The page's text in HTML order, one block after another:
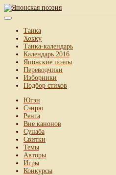
Танка
Хокку
Танка-календарь
Календарь 2016
Японские поэты
Переводчики
Изборники
Подбор стихов
Югэн
Сэнрю
Ренга
Вне канонов
Сунаба
Свитки
Темы
Авторы
Игры
Конкурсы